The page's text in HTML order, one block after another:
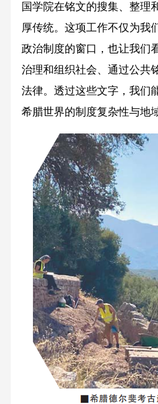
国学院在铭文的搜集、整理
厚传统。这项工作不仅为我
政治制度的窗口，也让我们
治理和组织社会、通过公共
法律。透过这些文字，我们
希腊世界的制度复杂性与地